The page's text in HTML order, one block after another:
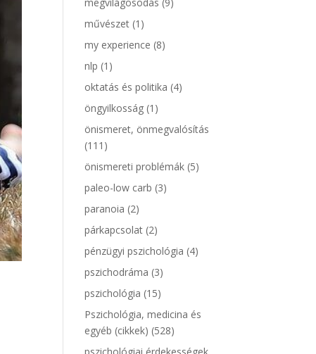
művészet (1)
my experience (8)
nlp (1)
oktatás és politika (4)
öngyilkosság (1)
önismeret, önmegvalósítás
(111)
önismereti problémák (5)
paleo-low carb (3)
paranoia (2)
párkapcsolat (2)
pénzügyi pszichológia (4)
pszichodráma (3)
pszichológia (15)
Pszichológia, medicina és
egyéb (cikkek) (528)